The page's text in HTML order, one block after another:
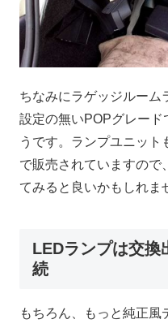
ちなみにラゲッジルーム
設定の無いPOPグレード
うです。ランプユニッ
で販売されていますので
てみると良いかもしれま
LEDランプは交換
続
もちろん、もっと純正風